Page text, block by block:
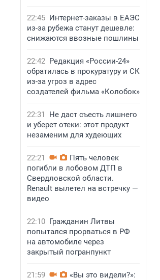
22:45 Интернет-заказы в ЕАЭС
из-за рубежа станут дешевле:
снижаются ввозные пошлины
22:42 Редакция «России-24»
обратилась в прокуратуру и СК
из-за угроз в адрес
создателей фильма «Колобок»
22:31
Не даст съесть лишнего
и уберет отеки: этот продукт
незаменим для худеющих
22:21
Пять человек
погибли в лобовом ДТП в
Свердловской области.
Renault вылетел на встречку —
видео
22:10 Гражданин Литвы
попытался прорваться в РФ
на автомобиле через
закрытый погранпункт
21:59
«Вы это видели?»: